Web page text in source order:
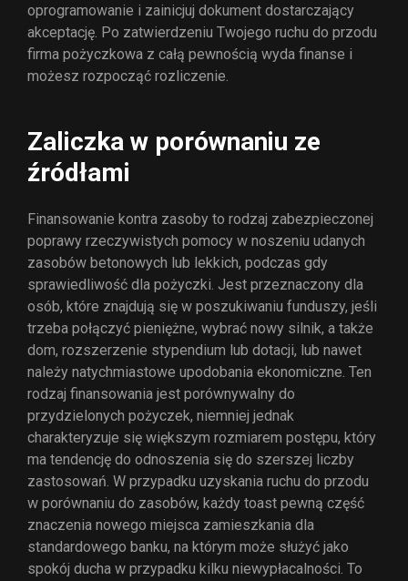
oprogramowanie i zainicjuj dokument dostarczający
akceptację. Po zatwierdzeniu Twojego ruchu do przodu
firma pożyczkowa z całą pewnością wyda finanse i
możesz rozpocząć rozliczenie.
Zaliczka w porównaniu ze
źródłami
Finansowanie kontra zasoby to rodzaj zabezpieczonej
poprawy rzeczywistych pomocy w noszeniu udanych
zasobów betonowych lub lekkich, podczas gdy
sprawiedliwość dla pożyczki. Jest przeznaczony dla
osób, które znajdują się w poszukiwaniu funduszy, jeśli
trzeba połączyć pieniężne, wybrać nowy silnik, a także
dom, rozszerzenie stypendium lub dotacji, lub nawet
należy natychmiastowe upodobania ekonomiczne. Ten
rodzaj finansowania jest porównywalny do
przydzielonych pożyczek, niemniej jednak
charakteryzuje się większym rozmiarem postępu, który
ma tendencję do odnoszenia się do szerszej liczby
zastosowań. W przypadku uzyskania ruchu do przodu
w porównaniu do zasobów, każdy toast pewną część
znaczenia nowego miejsca zamieszkania dla
standardowego banku, na którym może służyć jako
spokój ducha w przypadku kilku niewypłacalności. To